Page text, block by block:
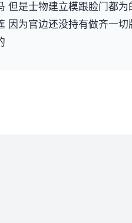
但是士物建立模跟脸门都
因为官边还没持有做齐一